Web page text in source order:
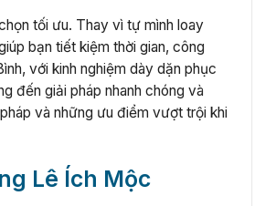
tối ưu. Thay vì tự mình loay
bạn tiết kiệm thời gian, công
với kinh nghiệm dày dặn phục
đến giải pháp nhanh chóng và
và những ưu điểm vượt trội khi
Lê Ích Mộc